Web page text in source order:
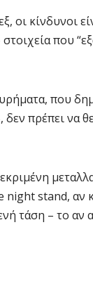
κίνδυνοι
που
που
πρέπει να
stand, αν
τάση – το αν